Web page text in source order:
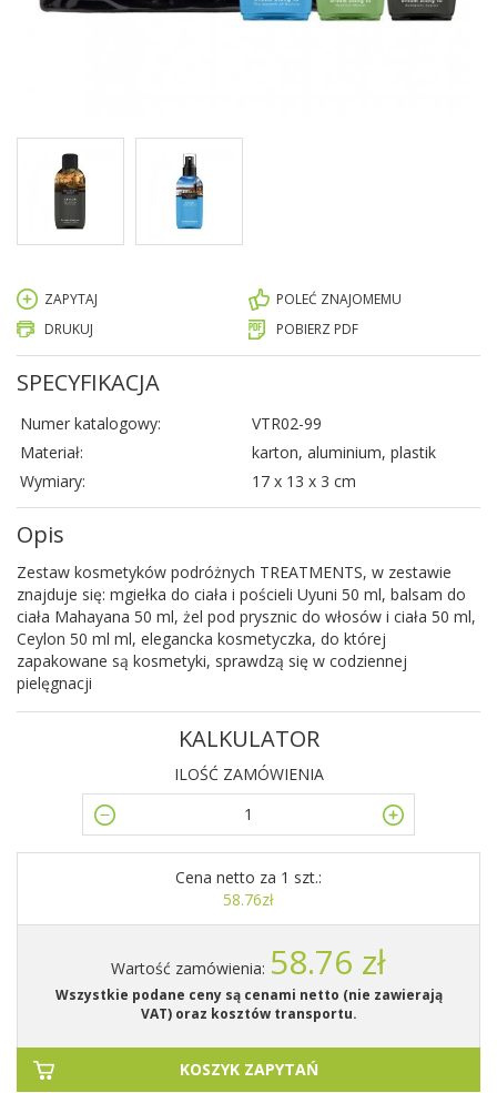
ZAPYTAJ
POLEĆ ZNAJOMEMU
DRUKUJ
POBIERZ PDF
SPECYFIKACJA
Numer katalogowy:
VTR02-99
Materiał:
karton, aluminium, plastik
Wymiary:
17 x 13 x 3 cm
Opis
Zestaw kosmetyków podróżnych TREATMENTS, w zestawie
znajduje się: mgiełka do ciała i pościeli Uyuni 50 ml, balsam do
ciała Mahayana 50 ml, żel pod prysznic do włosów i ciała 50 ml,
Ceylon 50 ml ml, elegancka kosmetyczka, do której
zapakowane są kosmetyki, sprawdzą się w codziennej
pielęgnacji
KALKULATOR
ILOŚĆ ZAMÓWIENIA
Cena netto za 1 szt.:
58.76zł
Wartość zamówienia: 58.76 zł
Wszystkie podane ceny są cenami netto (nie zawierają
VAT) oraz kosztów transportu.
KOSZYK ZAPYTAŃ